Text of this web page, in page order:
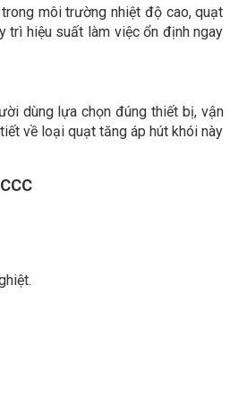
môi trường nhiệt độ cao, quạt
hiệu suất làm việc ổn định ngay
dùng lựa chọn đúng thiết bị, vận
về loại quạt tăng áp hút khói này